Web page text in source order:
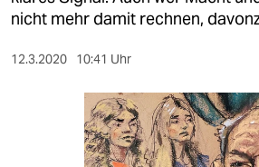
sport
berlin
wahrheit
nicht mehr damit rechnen,
12.3.2020 10:41 Uhr